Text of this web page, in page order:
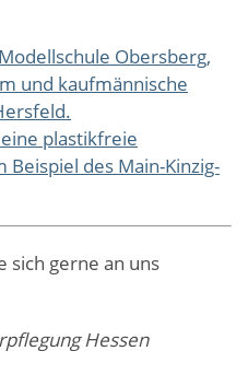
Obersberg,
und kaufmännische
plastikfreie
Beispiel des Main-Kinzig-
sich gerne an uns
Hessen